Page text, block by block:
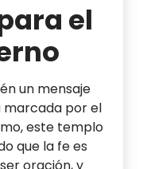
el
un mensaje
marcada por el
este templo
que la fe es